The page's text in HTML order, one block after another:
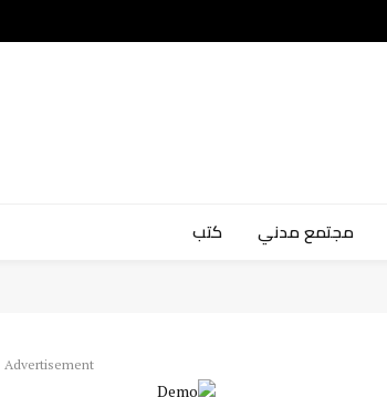
مجتمع مدني كتب
Advertisement